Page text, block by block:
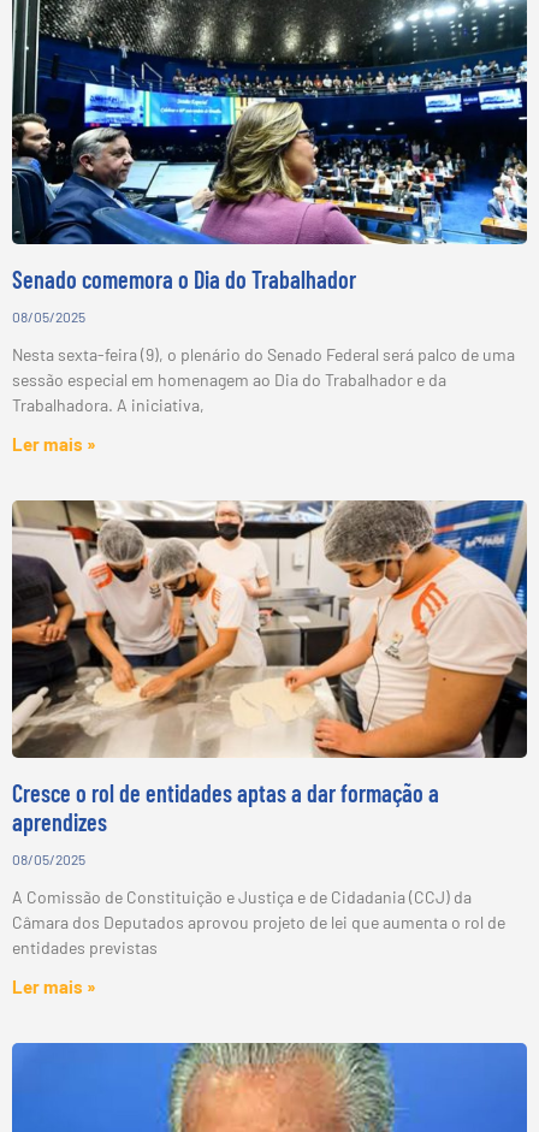
Senado comemora o Dia do Trabalhador
08/05/2025
Nesta sexta-feira (9), o plenário do Senado Federal será palco de uma
sessão especial em homenagem ao Dia do Trabalhador e da
Trabalhadora. A iniciativa,
Ler mais »
Cresce o rol de entidades aptas a dar formação a
aprendizes
08/05/2025
A Comissão de Constituição e Justiça e de Cidadania (CCJ) da
Câmara dos Deputados aprovou projeto de lei que aumenta o rol de
entidades previstas
Ler mais »